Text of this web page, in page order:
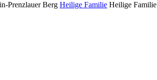
Prenzlauer Berg Heilige Familie Heilige Familie